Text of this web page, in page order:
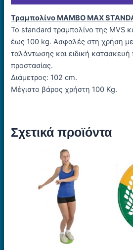
Τραμπολίνο MAMBO MAX
Το standard τραμπολίνο της MVS
έως 100 kg. Ασφαλές στη χρήση με
ταλάντωσης και ειδική κατασκευή
προστασίας.
Διάμετρος: 102 cm.
Μέγιστο βάρος χρήστη 100 Kg.
Σχετικά προϊόντα